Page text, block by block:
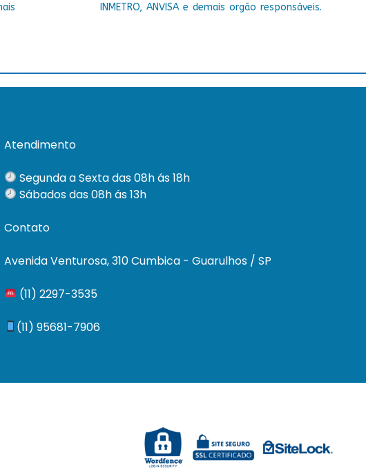
INMETRO, ANVISA e demais orgão responsáveis.
Atendimento
Segunda a Sexta das 08h ás 18h
Sábados das 08h ás 13h
Contato
Avenida Venturosa, 310 Cumbica - Guarulhos / SP
(11) 2297-3535
(11) 95681-7906